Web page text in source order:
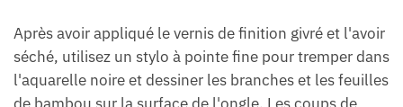
Après avoir appliqué le vernis de finition givré et l'avoir
séché, utilisez un stylo à pointe fine pour tremper dans
l'aquarelle noire et dessiner les branches et les feuilles